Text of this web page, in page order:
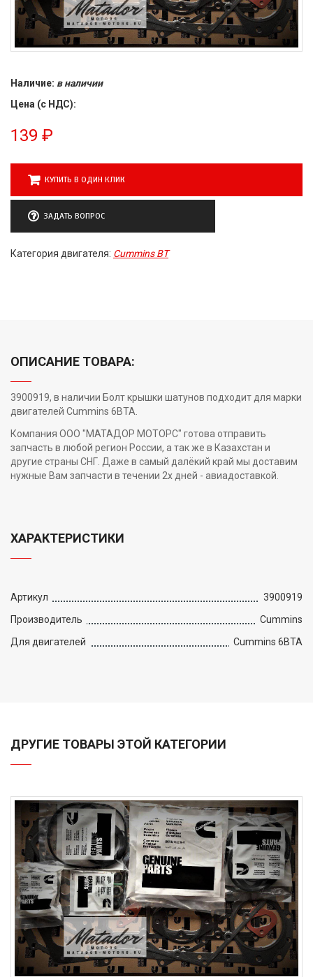
Наличие: в наличии
Цена (с НДС):
139 ₽
КУПИТЬ В ОДИН КЛИК
ЗАДАТЬ ВОПРОС
Категория двигателя: Cummins BT
ОПИСАНИЕ ТОВАРА:
3900919, в наличии Болт крышки шатунов подходит для марки
двигателей Cummins 6BTA.
Компания ООО "МАТАДОР МОТОРС" готова отправить
запчасть в любой регион России, а так же в Казахстан и
другие страны СНГ. Даже в самый далёкий край мы доставим
нужные Вам запчасти в течении 2х дней - авиадоставкой.
ХАРАКТЕРИСТИКИ
Артикул
3900919
Производитель
Cummins
Для двигателей
Cummins 6BTA
ДРУГИЕ ТОВАРЫ ЭТОЙ КАТЕГОРИИ